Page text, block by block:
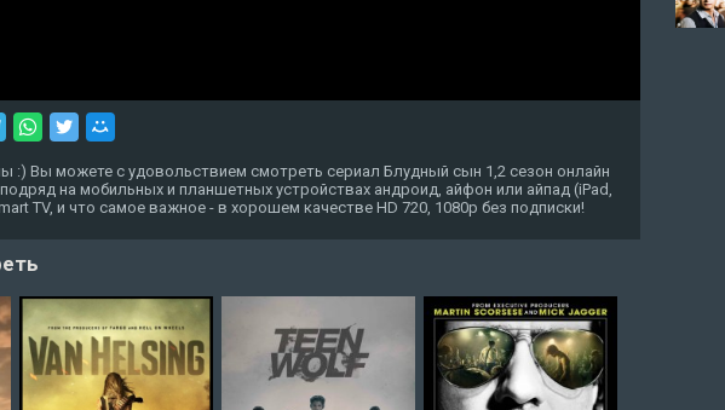
:) Вы можете с удовольствием смотреть сериал Блудный сын 1,2 сезон онлайн
на мобильных и планшетных устройствах андроид, айфон или айпад (iPad,
TV, и что самое важное - в хорошем качестве HD 720, 1080p без подписки!